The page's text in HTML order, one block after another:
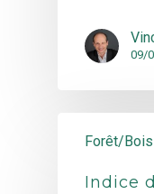
09/
Forêt/Bois
Indice